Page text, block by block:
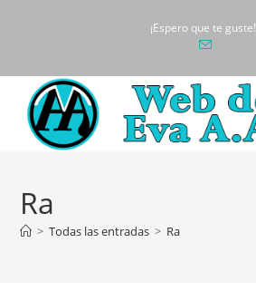
¡Espero que te guste!
Ra
> Todas las entradas > Ra